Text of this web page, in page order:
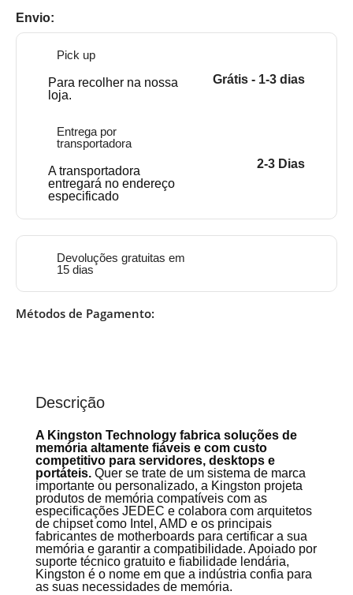
Envio:
Pick up
Para recolher na nossa
loja.
Grátis - 1-3 dias
Entrega por
transportadora
A transportadora
entregará no endereço
especificado
2-3 Dias
Devoluções gratuitas em
15 dias
Métodos de Pagamento:
Descrição
A Kingston Technology fabrica soluções de
memória altamente fiáveis e com custo
competitivo para servidores, desktops e
portáteis. Quer se trate de um sistema de marca
importante ou personalizado, a Kingston projeta
produtos de memória compatíveis com as
especificações JEDEC e colabora com arquitetos
de chipset como Intel, AMD e os principais
fabricantes de motherboards para certificar a sua
memória e garantir a compatibilidade. Apoiado por
suporte técnico gratuito e fiabilidade lendária,
Kingston é o nome em que a indústria confia para
as suas necessidades de memória.